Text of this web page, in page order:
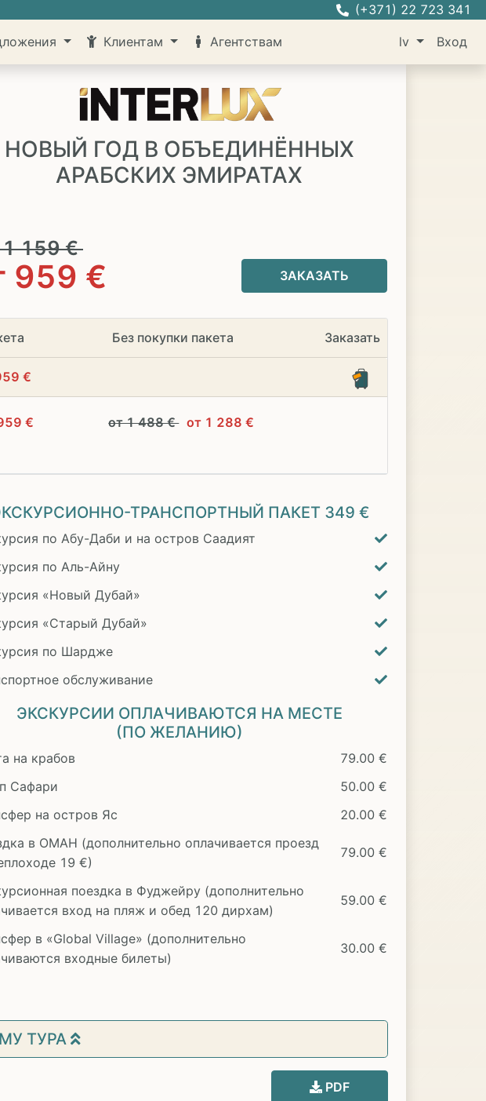
(+371) 22 723 341
Клиентам Агентствам lv Вход
НОВЫЙ ГОД В ОБЪЕДИНЁННЫХ
АРАБСКИХ ЭМИРАТАХ
1 159€
959 € ЗАКАЗАТЬ
Без покупки пакета Заказать
€
€ от 1 488 € от 1 288 €
ТРАНСПОРТНЫЙ ПАКЕТ 349 €
по Абу-Даби и на остров Саадият
по Аль-Айну
«Новый Дубай»
«Старый Дубай»
по Шардже
обслуживание
ЭКСКУРСИИ ОПЛАЧИВАЮТСЯ НА МЕСТЕ
(ПО ЖЕЛАНИЮ)
на крабов
79.00 €
Сафари
50.00 €
на остров Яс
20.00 €
в ОМАН (дополнительно оплачивается проезд
19 €)
79.00 €
поездка в Фуджейру (дополнительно
вход на пляж и обед 120 дирхам)
59.00 €
в «Global Village» (дополнительно
входные билеты)
30.00 €
ТУРА
PDF